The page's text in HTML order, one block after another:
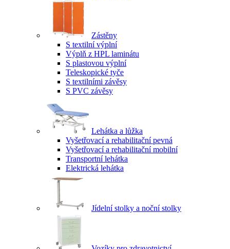
Zástěny
S textilní výplní
Výplň z HPL laminátu
S plastovou výplní
Teleskopické tyče
S textilními závěsy
S PVC závěsy
Lehátka a lůžka
Vyšetřovací a rehabilitační pevná
Vyšetřovací a rehabilitační mobilní
Transportní lehátka
Elektrická lehátka
Jídelní stolky a noční stolky